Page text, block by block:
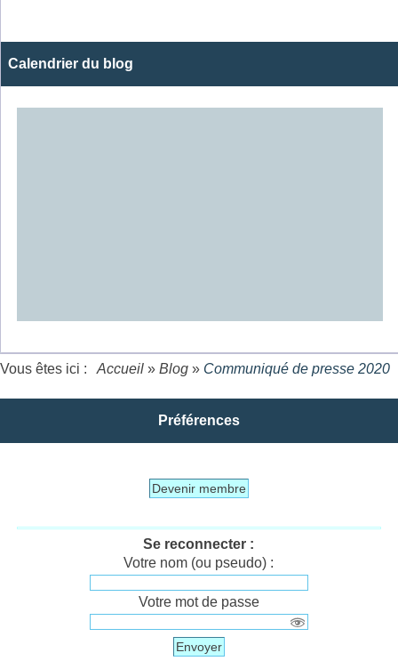
Calendrier du blog
Vous êtes ici : Accueil » Blog » Communiqué de presse 2020
Préférences
Devenir membre
Se reconnecter :
Votre nom (ou pseudo) :
Votre mot de passe
Envoyer